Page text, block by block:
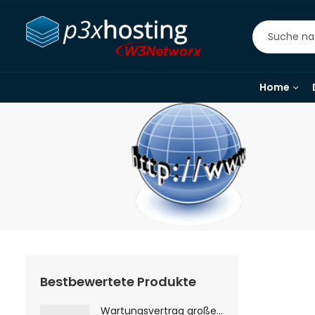
Home
Bestbewertete Produkte
Wartungsvertrag große Webseiten